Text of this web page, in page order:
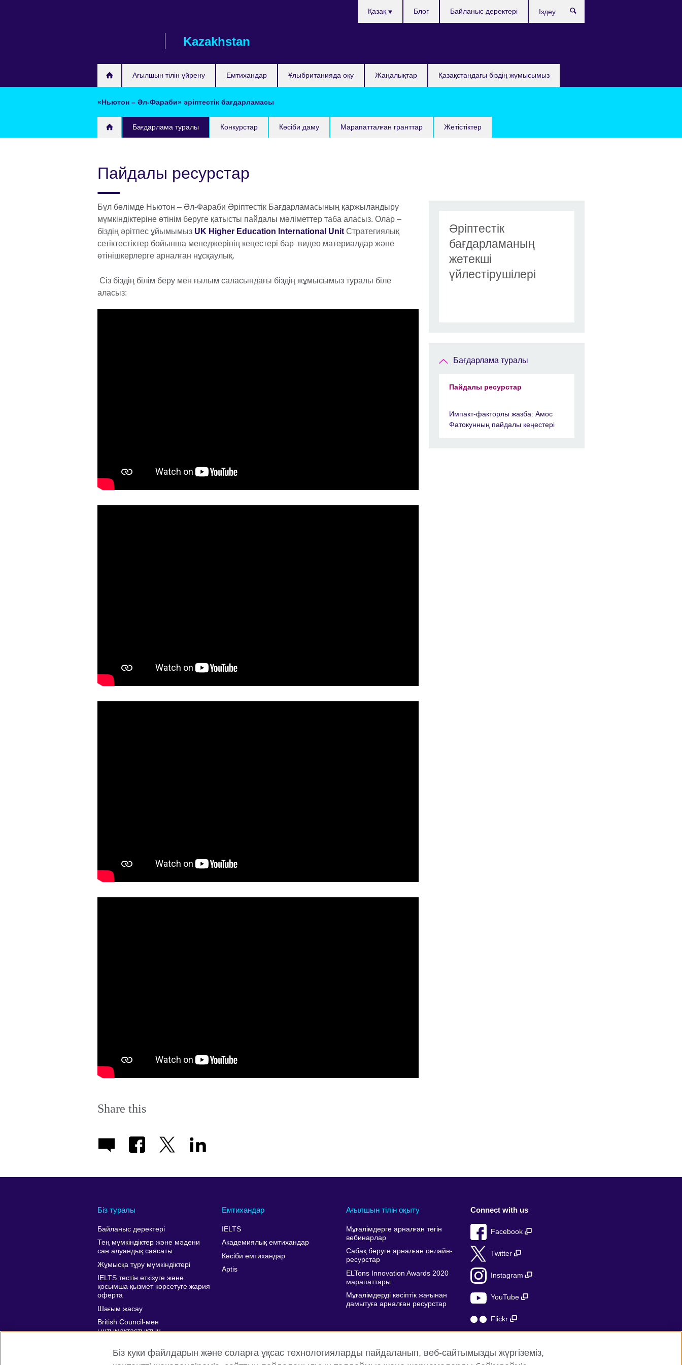
Kazakhstan
Ағылшын тілін үйрену Емтихандар Ұлыбританияда оқу Жаңалықтар Қазақстандағы бiздiң жұмысымыз
таңдаңыз
Қазақ Блог Байланыс деректері
«Ньютон – Әл-Фараби» әріптестік бағдарламасы
Бағдарлама туралы Конкурстар Кәсіби даму Марапатталған гранттар Жетістіктер
Пайдалы ресурстар
Бұл бөлімде Ньютон – Әл-Фараби Әріптестік Бағдарламасының қаржыландыру
мүмкіндіктеріне өтінім беруге қатысты пайдалы мәліметтер таба аласыз. Олар –
біздің әрітпес ұйымымыз UK Higher Education International Unit Стратегиялық
сетіктестіктер бойынша менеджерінің кеңестері бар видео материалдар және
өтінішкерлерге арналған нұсқаулық.
Сіз біздің білім беру мен ғылым саласындағы біздің жұмысымыз туралы біле
аласыз:
Share this
Әріптестік
бағдарламаның
жетекші
үйлестірушілері
Бағдарлама туралы
Пайдалы ресурстар
Импакт-факторлы жазба: Амос
Фатокунның пайдалы кеңестері
Біз туралы
Байланыс деректері
Тең мүмкіндіктер және мәдени
сан алуандық саясаты
Жұмысқа тұру мүмкіндіктері
IELTS тестін өткізуге және
қосымша қызмет көрсетуге жария
оферта
Шағым жасау
British Council-мен
ынтымақтастықтың
Affiliate marketing
Емтихандар
IELTS
Академиялық емтихандар
Кәсіби емтихандар
Aptis
Ағылшын тілін оқыту
Мұғалімдерге арналған тегін
вебинарлар
Сабақ беруге арналған онлайн-
ресурстар
ELTons Innovation Awards 2020
марапаттары
Мұғалімдерді кәсіптік жағынан
дамытуға арналған ресурстар
Connect with us
Facebook
Twitter
Instagram
YouTube
Flickr
Біз куки файлдарын және соларға ұқсас технологияларды пайдаланып, веб-сайтымызды жүргіземіз,